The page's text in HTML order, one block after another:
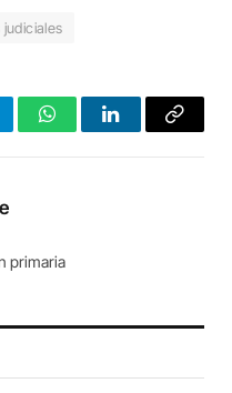
WhatsAppLinkedInCopy
primaria